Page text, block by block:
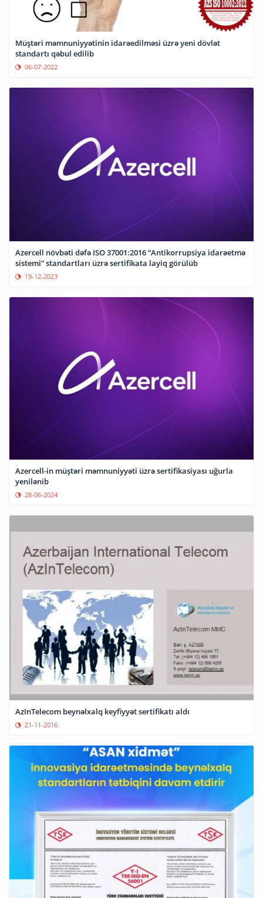
Müştəri məmnuniyyətinin idarəedilməsi üzrə yeni dövlət
standartı qəbul edilib
06-07-2022
Azercell növbəti dəfə ISO 37001:2016 “Antikorrupsiya idarəetmə
19-12-2023
Azercell-in müştəri məmnuniyyəti üzrə sertifikasiyası uğurla
yenilənib
28-06-2024
AzInTelecom beynəlxalq keyfiyyət sertifikatı aldı
21-11-2016